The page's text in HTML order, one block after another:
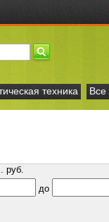
техника Все
руб.
до